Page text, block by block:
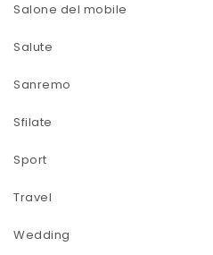
Salone del mobile
Salute
Sanremo
Sfilate
Sport
Travel
Wedding